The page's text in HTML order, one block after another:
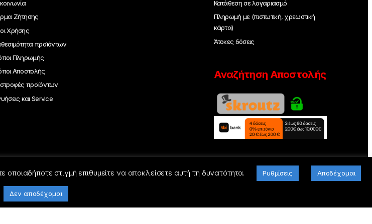
Ζήτησης
Χρήσης
προϊόντων
Πληρωμής
Αποστολής
προϊόντων
και Service
Κατάθεση σε λογαριασμό
Πληρωμή με (πιστωτική, χρεωστική
κάρτα)
Άτοκες δόσεις
Αναζήτηση Αποστολής
στιγμή επιθυμείτε να αποκλείσετε αυτή τη δυνατότητα. Ρυθμίσεις Αποδέχομαι
Δεν αποδέχομαι